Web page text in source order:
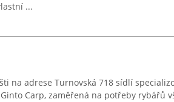
...
na adrese Turnovská 718 sídlí
Carp, zaměřená na potřeby rybářů